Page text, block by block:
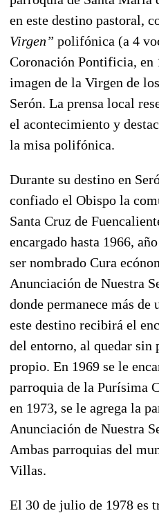
en este destino pastoral,
Virgen” polifónica (a 4
Coronación Pontificia, en
imagen de la Virgen de
Serón. La prensa local
el acontecimiento y
la misa polifónica.
Durante su destino en
confiado el Obispo la
Santa Cruz de
encargado hasta 1966,
ser nombrado Cura
Anunciación de Nuestra
donde permanece más de
este destino recibirá el
del entorno, al quedar sin
propio. En 1969 se le
parroquia de la Purísima
en 1973, se le agrega la
Anunciación de Nuestra
Ambas parroquias del
Villas.
El 30 de julio de 1978 es